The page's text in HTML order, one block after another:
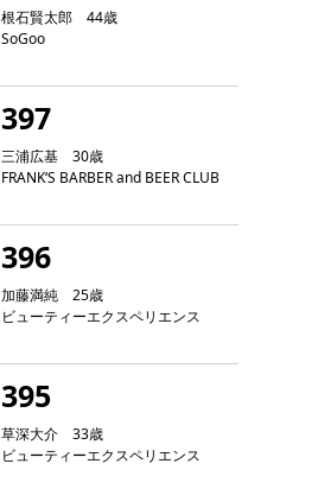
根石賢太郎 44歳
SoGoo
397
三浦広基 30歳
FRANK‘S BARBER and BEER CLUB
396
加藤満純 25歳
ビューティーエクスペリエンス
395
草深大介 33歳
ビューティーエクスペリエンス